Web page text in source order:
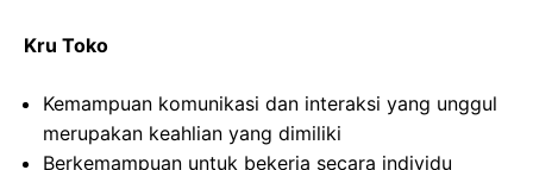
Kru Toko
Kemampuan komunikasi dan interaksi yang unggul
merupakan keahlian yang dimiliki
Berkemampuan untuk bekerja secara individu